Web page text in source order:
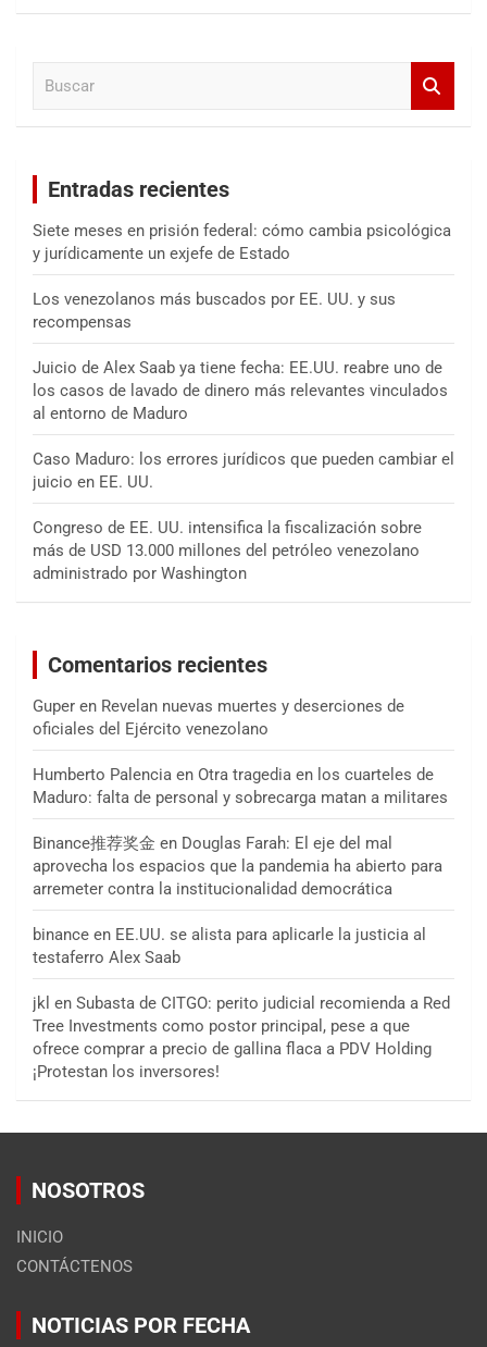
Entradas recientes
Siete meses en prisión federal: cómo cambia psicológica
y jurídicamente un exjefe de Estado
Los venezolanos más buscados por EE. UU. y sus
recompensas
Juicio de Alex Saab ya tiene fecha: EE.UU. reabre uno de
los casos de lavado de dinero más relevantes vinculados
al entorno de Maduro
Caso Maduro: los errores jurídicos que pueden cambiar el
juicio en EE. UU.
Congreso de EE. UU. intensifica la fiscalización sobre
más de USD 13.000 millones del petróleo venezolano
administrado por Washington
Comentarios recientes
Guper en Revelan nuevas muertes y deserciones de
oficiales del Ejército venezolano
Humberto Palencia en Otra tragedia en los cuarteles de
Maduro: falta de personal y sobrecarga matan a militares
Binance推荐奖金 en Douglas Farah: El eje del mal
aprovecha los espacios que la pandemia ha abierto para
arremeter contra la institucionalidad democrática
binance en EE.UU. se alista para aplicarle la justicia al
testaferro Alex Saab
jkl en Subasta de CITGO: perito judicial recomienda a Red
Tree Investments como postor principal, pese a que
ofrece comprar a precio de gallina flaca a PDV Holding
¡Protestan los inversores!
NOSOTROS
INICIO
CONTÁCTENOS
NOTICIAS POR FECHA